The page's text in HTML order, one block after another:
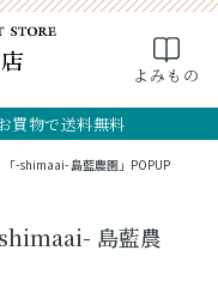
よみもの
買物で送料無料
MY PAGE
「-shimaai- 島藍農園」POPUP
島藍農